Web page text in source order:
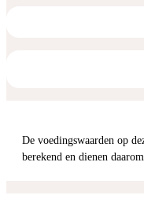
De voedingswaarden op deze website worden automatisch
berekend en dienen